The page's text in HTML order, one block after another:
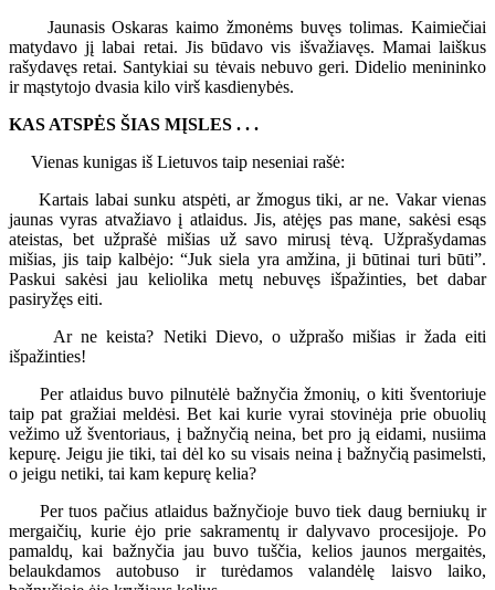
Jaunasis Oskaras kaimo žmonėms buvęs tolimas. Kaimiečiai
matydavo jį labai retai. Jis būdavo vis išvažiavęs. Mamai laiškus
rašydavęs retai. Santykiai su tėvais nebuvo geri. Didelio menininko
ir mąstytojo dvasia kilo virš kasdienybės.
KAS ATSPĖS ŠIAS MĮSLES . . .
Vienas kunigas iš Lietuvos taip neseniai rašė:
Kartais labai sunku atspėti, ar žmogus tiki, ar ne. Vakar vienas
jaunas vyras atvažiavo į atlaidus. Jis, atėjęs pas mane, sakėsi esąs
ateistas, bet užprašė mišias už savo mirusį tėvą. Užprašydamas
mišias, jis taip kalbėjo: “Juk siela yra amžina, ji būtinai turi būti”.
Paskui sakėsi jau keliolika metų nebuvęs išpažinties, bet dabar
pasiryžęs eiti.
Ar ne keista? Netiki Dievo, o užprašo mišias ir žada eiti
išpažinties!
Per atlaidus buvo pilnutėlė bažnyčia žmonių, o kiti šventoriuje
taip pat gražiai meldėsi. Bet kai kurie vyrai stovinėja prie obuolių
vežimo už šventoriaus, į bažnyčią neina, bet pro ją eidami, nusiima
kepurę. Jeigu jie tiki, tai dėl ko su visais neina į bažnyčią pasimelsti,
o jeigu netiki, tai kam kepurę kelia?
Per tuos pačius atlaidus bažnyčioje buvo tiek daug berniukų ir
mergaičių, kurie ėjo prie sakramentų ir dalyvavo procesijoje. Po
pamaldų, kai bažnyčia jau buvo tuščia, kelios jaunos mergaitės,
belaukdamos autobuso ir turėdamos valandėlę laisvo laiko,